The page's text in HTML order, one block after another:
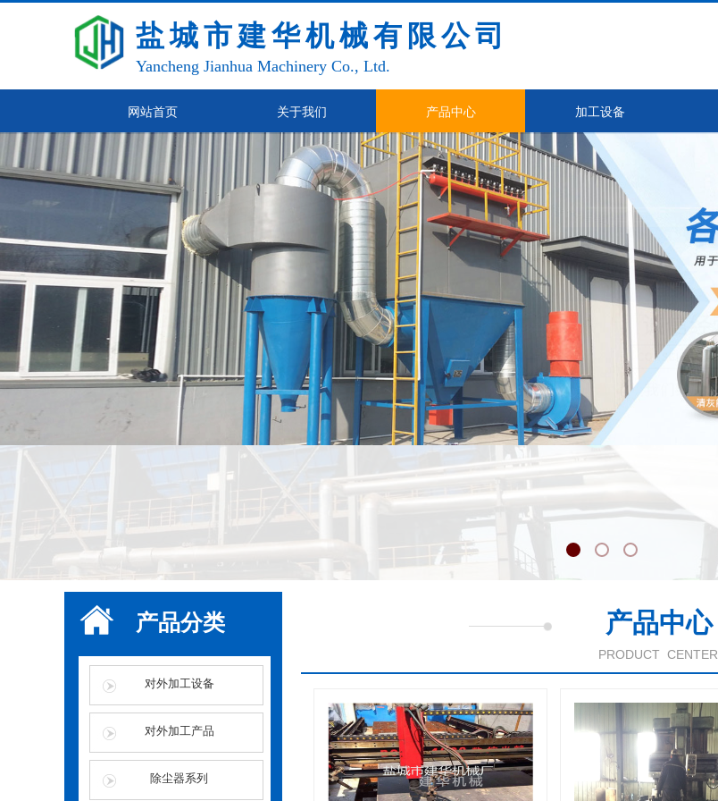
盐城市建华机械有限公司
Yancheng Jianhua Machinery Co., Ltd.
网站首页 关于我们 产品中心 加工设备
产品中心
产品分类
PRODUCT CENTER
对外加工设备
对外加工产品
除尘器系列